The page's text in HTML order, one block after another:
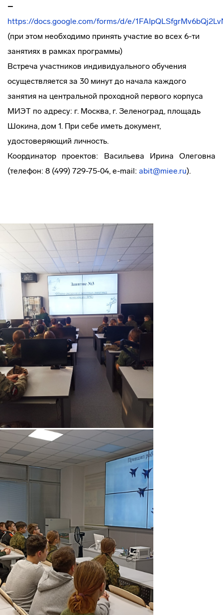
–
https://docs.google.com/forms/d/e/
(при этом необходимо принять участие во всех 6-ти
занятиях в рамках программы)
Встреча участников индивидуального обучения
осуществляется за 30 минут до начала каждого
занятия на центральной проходной первого корпуса
МИЭТ по адресу: г. Москва, г. Зеленоград, площадь
Шокина, дом 1. При себе иметь документ,
удостоверяющий личность.
Координатор проектов: Васильева Ирина Олеговна
(телефон: 8 (499) 729-75-04, e-mail: abit@miee.ru).